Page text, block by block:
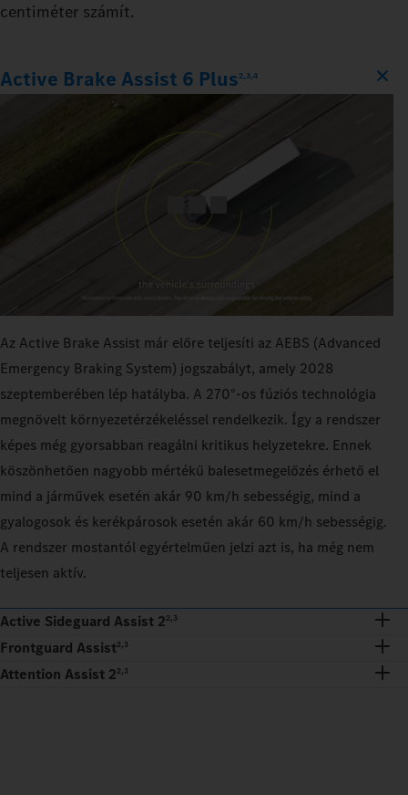
centiméter számít.
Active Brake Assist 6 Plus2,3,4
Az Active Brake Assist már előre teljesíti az AEBS (Advanced
Emergency Braking System) jogszabályt, amely 2028
szeptemberében lép hatályba. A 270°-os fúziós technológia
megnövelt környezetérzékeléssel rendelkezik. Így a rendszer
képes még gyorsabban reagálni kritikus helyzetekre. Ennek
köszönhetően nagyobb mértékű balesetmegelőzés érhető el
mind a járművek esetén akár 90 km/h sebességig, mind a
gyalogosok és kerékpárosok esetén akár 60 km/h sebességig.
A rendszer mostantól egyértelműen jelzi azt is, ha még nem
teljesen aktív.
Active Sideguard Assist 22,3
Frontguard Assist2,3
Attention Assist 22,3